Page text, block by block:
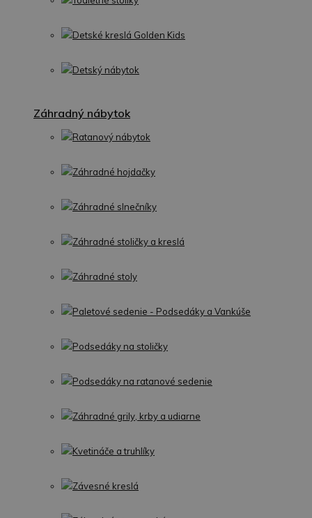
Detské kreslá Golden Kids
Detský nábytok
Záhradný nábytok
Ratanový nábytok
Záhradné hojdačky
Záhradné slnečníky
Záhradné stoličky a kreslá
Záhradné stoly
Paletové sedenie - Podsedáky a Vankúše
Podsedáky na stoličky
Podsedáky na ratanové sedenie
Záhradné grily, krby a udiarne
Kvetináče a truhlíky
Závesné kreslá